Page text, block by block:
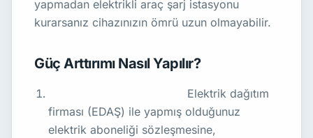
yapmadan elektrikli araç şarj istasyonu
kurarsanız cihazınızın ömrü uzun olmayabilir.
Güç Arttırımı Nasıl Yapılır?
Elektrik dağıtım
firması (EDAŞ) ile yapmış olduğunuz
elektrik aboneliği sözleşmesine,